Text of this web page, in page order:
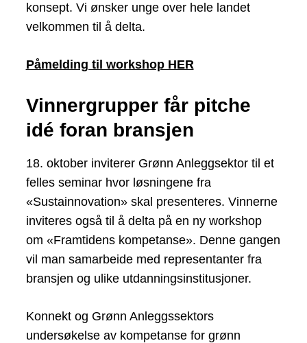
konsept. Vi ønsker unge over hele landet
velkommen til å delta.
Påmelding til workshop HER
Vinnergrupper får pitche
idé foran bransjen
18. oktober inviterer Grønn Anleggsektor til et
felles seminar hvor løsningene fra
«Sustainnovation» skal presenteres. Vinnerne
inviteres også til å delta på en ny workshop
om «Framtidens kompetanse». Denne gangen
vil man samarbeide med representanter fra
bransjen og ulike utdanningsinstitusjoner.
Konnekt og Grønn Anleggssektors
undersøkelse av kompetanse for grønn